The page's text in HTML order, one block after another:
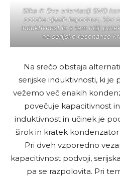
Slika 4: Dve orientaciji SMD
poteka njunih impedanc, kjer
induktivnost in s tem nižji
na serijsko resonanco
Na srečo obstaja
serijske induktivnosti, ki je
vežemo več enakih
povečuje kapacitivnost
induktivnost in učinek je
širok in kratek kondenzator
Pri dveh vzporedno
kapacitivnost podvoji,
pa se razpolovita. Pri